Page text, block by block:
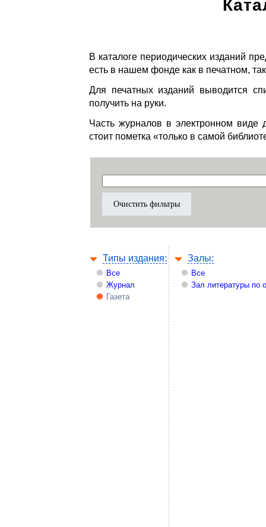
В каталоге периодических изданий
есть в нашем фонде как в печатном,
Для печатных изданий выводится
получить на руки.
Часть журналов в электронном виде
стоит пометка «только в самой
Типы издания:
Все
Журнал
Газета
Залы:
Все
Зал литературы по